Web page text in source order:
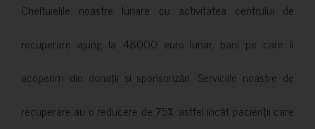
Cheltuielile noastre lunare cu activitatea centrului de
recuperare ajung la 48000 euro lunar, bani pe care îi
acoperim din donații și sponsorizări. Serviciile noastre de
recuperare au o reducere de 75%, astfel încât pacienții care